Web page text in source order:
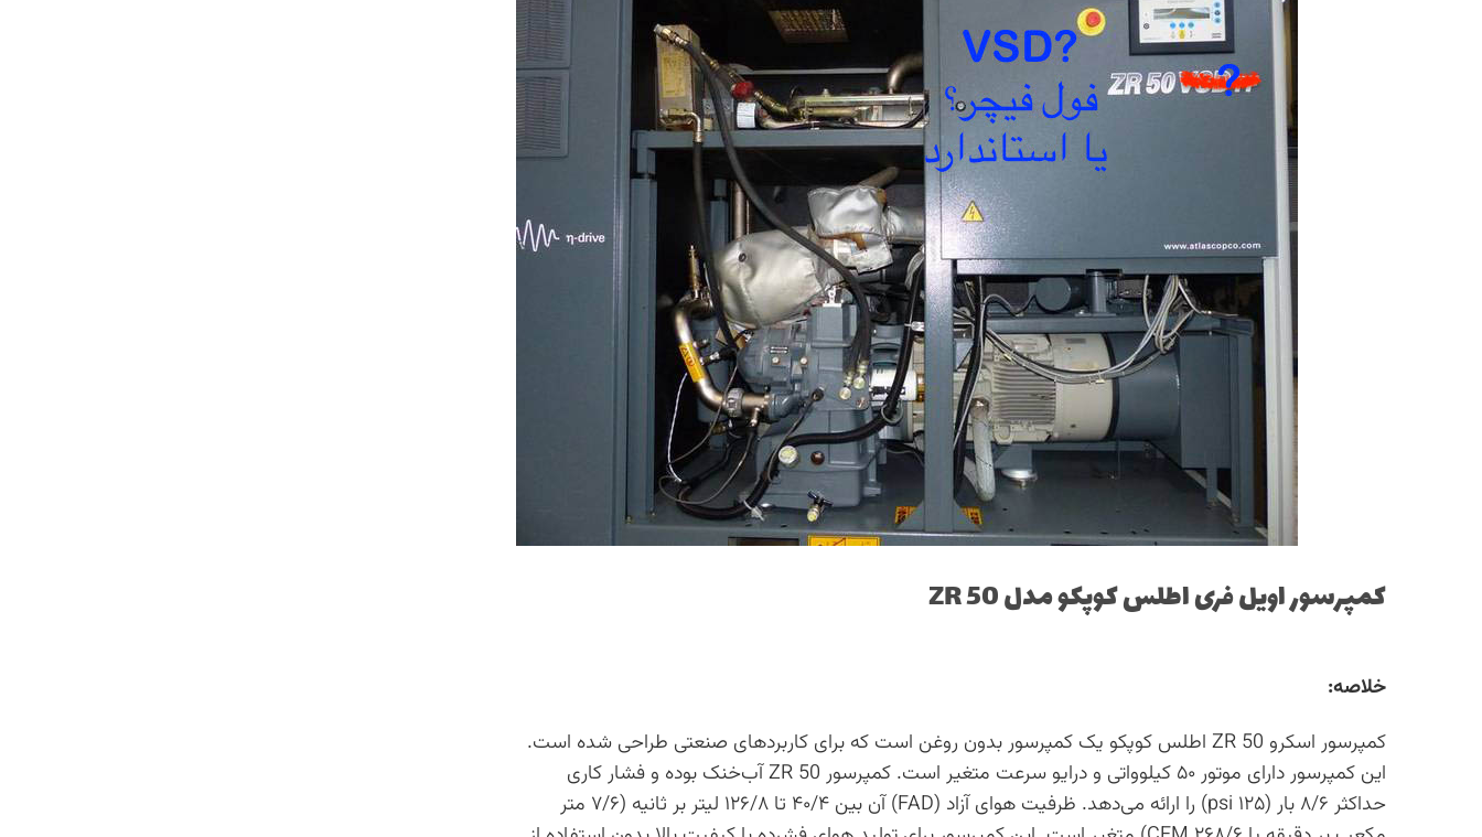
کمپرسور اویل فری اطلس کوپکو مدل ZR 50
خلاصه:
کمپرسور اسکرو ZR 50 اطلس کوپکو یک کمپرسور بدون روغن است که برای کاربردهای صنعتی طراحی شده است.
این کمپرسور دارای موتور ۵۰ کیلوواتی و درایو سرعت متغیر است. کمپرسور ZR 50 آب‌خنک بوده و فشار کاری
حداکثر ۸/۶ بار (۱۲۵ psi) را ارائه می‌دهد. ظرفیت هوای آزاد (FAD) آن بین ۴۰/۴ تا ۱۲۶/۸ لیتر بر ثانیه (۷/۶ متر